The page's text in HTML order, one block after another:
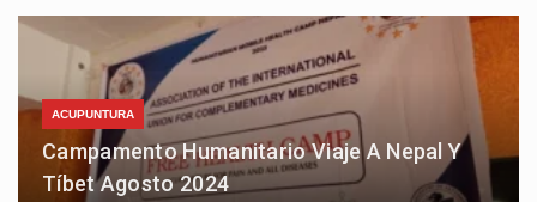
ACUPUNTURA
Campamento Humanitario Viaje A Nepal Y
Tíbet Agosto 2024